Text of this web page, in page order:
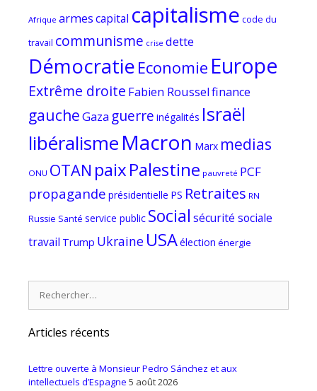
Afrique armescapital capitalisme code du
travail communisme crise dette
Démocratie Economie Europe
Extrême droite Fabien Rousselfinance
gaucheGaza guerre inégalités Israël
libéralismeMacron Marx medias
ONU OTAN paixPalestine pauvreté PCF
propagande présidentielle PS Retraites RN
Russie Santé service public Social sécurité sociale
travail Trump Ukraine USAélection énergie
Articles récents
Lettre ouverte à Monsieur Pedro Sánchez et aux
intellectuels d’Espagne 5 août 2026